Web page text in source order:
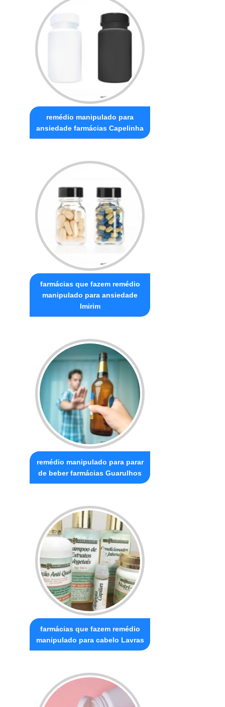
remédio manipulado para
ansiedade farmácias Capelinha
farmácias que fazem remédio
manipulado para ansiedade
Imirim
remédio manipulado para parar
de beber farmácias Guarulhos
farmácias que fazem remédio
manipulado para cabelo Lavras